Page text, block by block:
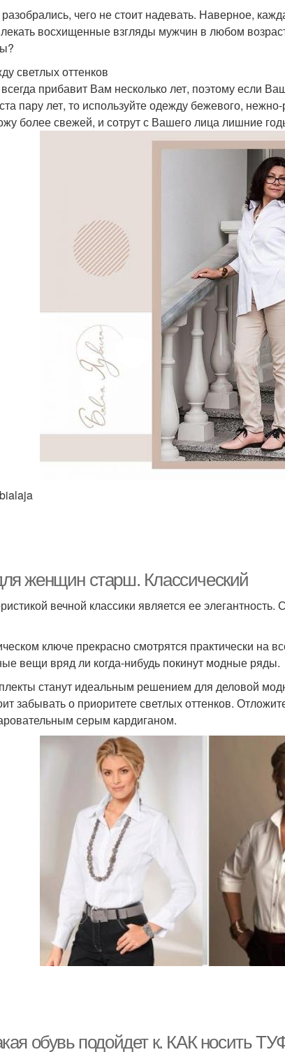
чего не стоит надевать. Наверное,
восхищенные взгляды мужчин в любом
светлых оттенков
прибавит Вам несколько лет, поэтому если
пару лет, то используйте одежду бежевого,
более свежей, и сотрут с Вашего лица лишние
женщин старш. Классический
вечной классики является ее
ключе прекрасно смотрятся практически на
вещи вряд ли когда-нибудь покинут модные ряды.
станут идеальным решением для деловой
забывать о приоритете светлых оттенков.
серым кардиганом.
обувь подойдет к. КАК носить